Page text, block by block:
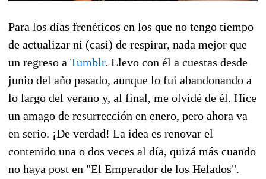
Para los días frenéticos en los que no tengo tiempo
de actualizar ni (casi) de respirar, nada mejor que
un regreso a Tumblr. Llevo con él a cuestas desde
junio del año pasado, aunque lo fui abandonando a
lo largo del verano y, al final, me olvidé de él. Hice
un amago de resurrección en enero, pero ahora va
en serio. ¡De verdad! La idea es renovar el
contenido una o dos veces al día, quizá más cuando
no haya post en "El Emperador de los Helados".